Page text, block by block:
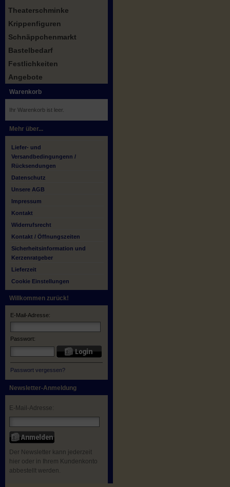
Theaterschminke
Krippenfiguren
Schnäppchenmarkt
Bastelbedarf
Festlichkeiten
Angebote
Warenkorb
Ihr Warenkorb ist leer.
Mehr über...
Liefer- und
Versandbedingungenn /
Rücksendungen
Datenschutz
Unsere AGB
Impressum
Kontakt
Widerrufsrecht
Kontakt / Öffnungszeiten
Sicherheitsinformation und
Kerzenratgeber
Lieferzeit
Cookie Einstellungen
Willkommen zurück!
E-Mail-Adresse:
Passwort:
Passwort vergessen?
Newsletter-Anmeldung
E-Mail-Adresse:
Der Newsletter kann jederzeit
hier oder in Ihrem Kundenkonto
abbestellt werden.